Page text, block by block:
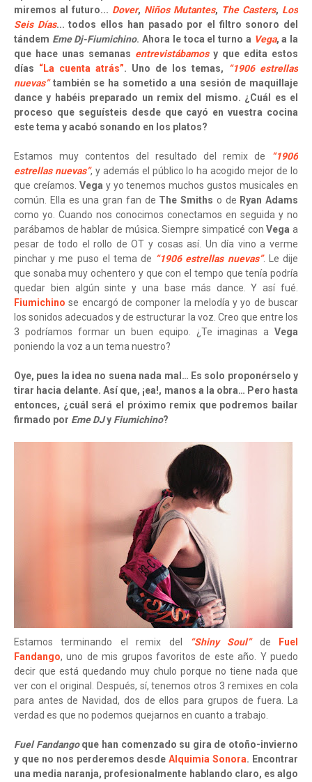
miremos al futuro... Dover, Niños Mutantes, The Casters, Los
Seis Días... todos ellos han pasado por el filtro sonoro del
tándem Eme Dj-Fiumichino. Ahora le toca el turno a Vega, a la
que hace unas semanas entrevistábamosy que edita estos
días “La cuenta atrás”. Uno de los temas,
“1906 estrellas
nuevas”también se ha sometido a una sesión de maquillaje
dance y habéis preparado un remix del mismo. ¿Cuál es el
proceso que seguísteis desde que cayó en vuestra cocina
este tema y acabó sonando en los platos?
Estamos muy contentos del resultado del remix de
“1906
estrellas nuevas”, y además el público lo ha acogido mejor de lo
que creíamos. Vega y yo tenemos muchos gustos musicales en
común. Ella es una gran fan de The Smiths o de Ryan Adams
como yo. Cuando nos conocimos conectamos en seguida y no
parábamos de hablar de música. Siempre simpaticé con Vega a
pesar de todo el rollo de OT y cosas así. Un día vino a verme
pinchar y me puso el tema de “1906 estrellas nuevas”. Le dije
que sonaba muy ochentero y que con el tempo que tenía podría
quedar bien algún sinte y una base más dance. Y así fué.
Fiumichino se encargó de componer la melodía y yo de buscar
los sonidos adecuados y de estructurar la voz. Creo que entre los
3 podríamos formar un buen equipo. ¿Te imaginas a Vega
poniendo la voz a un tema nuestro?
Oye, pues la idea no suena nada mal… Es solo proponérselo y
tirar hacia delante. Así que, ¡ea!, manos a la obra… Pero hasta
entonces, ¿cuál será el próximo remix que podremos bailar
firmado por Eme DJy Fiumichino?
Estamos terminando el remix del “Shiny Soul”de
Fuel
Fandango, uno de mis grupos favoritos de este año. Y puedo
decir que está quedando muy chulo porque no tiene nada que
ver con el original. Después, sí, tenemos otros 3 remixes en cola
para antes de Navidad, dos de ellos para grupos de fuera. La
verdad es que no podemos quejarnos en cuanto a trabajo.
Fuel Fandangoque han comenzado su gira de otoño-invierno
y que no nos perderemos desdeAlquimia Sonora. Encontrar
una media naranja, profesionalmente hablando claro, es algo